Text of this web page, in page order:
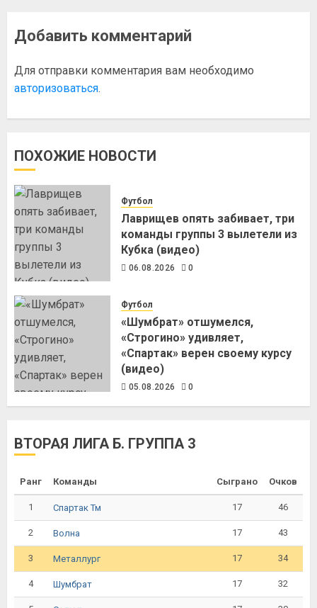
Добавить комментарий
Для отправки комментария вам необходимо
авторизоваться.
ПОХОЖИЕ НОВОСТИ
Футбол
Лаврищев опять забивает, три
команды группы 3 вылетели из
Кубка (видео)
06.08.2026 0
Футбол
«Шумбрат» отшумелся,
«Строгино» удивляет,
«Спартак» верен своему курсу
(видео)
05.08.2026 0
ВТОРАЯ ЛИГА Б. ГРУППА 3
Ранг Команды Сыграно Очков
1 Спартак Тм 17 46
2 Волна 17 43
3 Металлург 17 34
4 Шумбрат 17 32